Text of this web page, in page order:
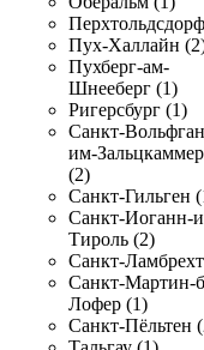
Пух-Халлайн
Пухберг-ам-
Шнееберг (1)
Ригерсбург (1)
Санкт-
им-
(2)
Санкт-Гильген
Санкт-Иоганн-
Тироль (2)
Санкт-
Санкт-Мартин-
Лофер (1)
Санкт-Пёльтен